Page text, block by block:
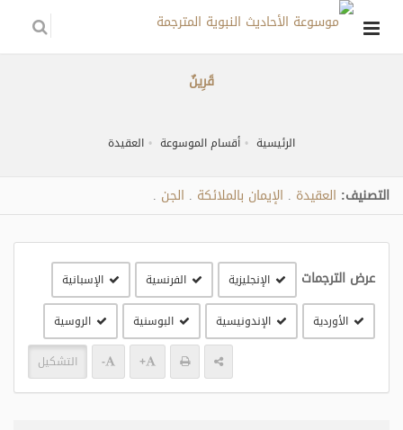
قَرِينٌ
الرئيسية أقسام الموسوعة العقيدة
التصنيف: العقيدة الإيمان بالملائكة الجن
عرض الترجمات الإنجليزية الفرنسية الإسبانية
الأوردية الإندونيسية البوسنية الروسية
+
- التشكيل